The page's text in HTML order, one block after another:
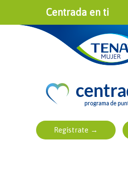
Centrada en ti